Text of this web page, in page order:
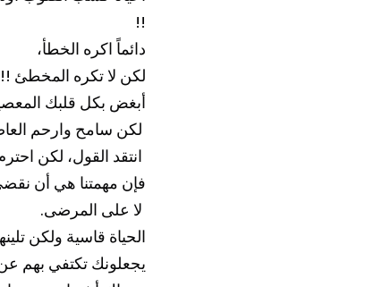
!!
دائماً اكره الخطأ،
لكن لا تكره المخطئ !!
أبغض بكل قلبك
فإن مهمتنا هي أن
الحياة قاسية ولكن
يجعلونك تكتفي بهم